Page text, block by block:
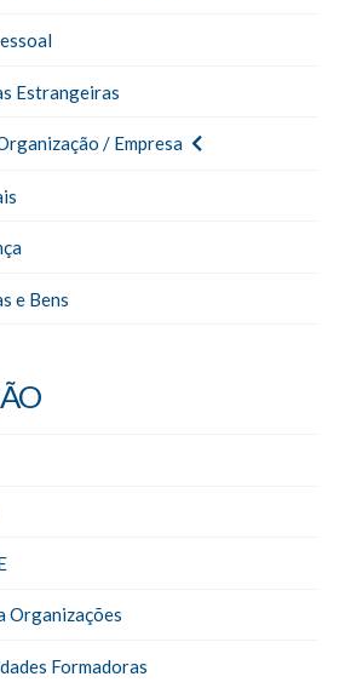
Estrangeiras
/ Empresa
e Bens
Organizações
Formadoras